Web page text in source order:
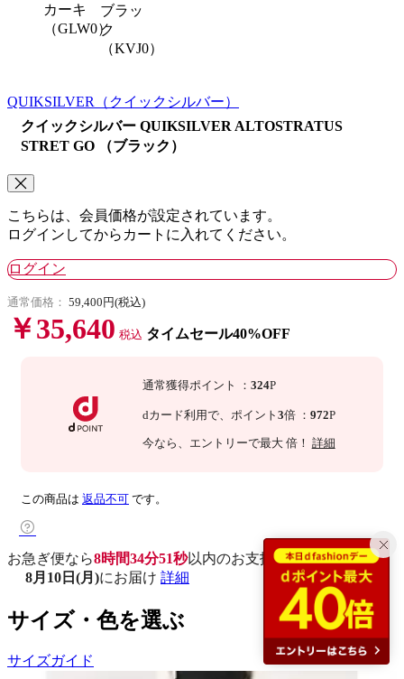
カーキ
（GLW0）
ブラッ
ク
（KVJ0）
QUIKSILVER
（クイックシルバー）
クイックシルバー QUIKSILVER ALTOSTRATUS
STRET GO （ブラック）
こちらは、会員価格が設定されています。
ログインしてからカートに入れてください。
ログイン
通常価格： 59,400円(税込)
￥35,640 税込 タイムセール40%OFF
通常獲得ポイント ： 324P
dカード利用で、 ポイント 3倍 ： 972P
今なら 、エントリーで最大 倍！ 詳細
この商品は 返品不可 です。
お急ぎ便なら8時間34分50秒以内のお支払いで
8月10日(月)にお届け 詳細
サイズ・色を選ぶ
サイズガイド